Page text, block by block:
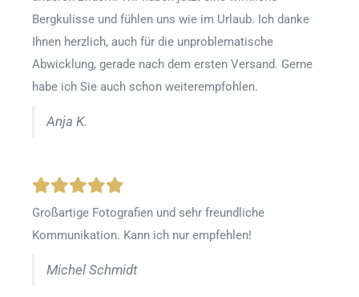
Bergkulisse und fühlen uns wie im Urlaub. Ich danke
Ihnen herzlich, auch für die unproblematische
Abwicklung, gerade nach dem ersten Versand. Gerne
habe ich Sie auch schon weiterempfohlen.
Anja K.
Großartige Fotografien und sehr freundliche
Kommunikation. Kann ich nur empfehlen!
Michel Schmidt